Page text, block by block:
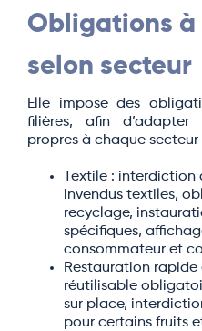
Obligations
selon secteur
Elle impose des
filières, afin d’adapter
propres à chaque secteur
Textile :
invendus textiles,
recyclage,
spécifiques,
consommateur et
Restauration
réutilisable
sur place,
pour certains fruits